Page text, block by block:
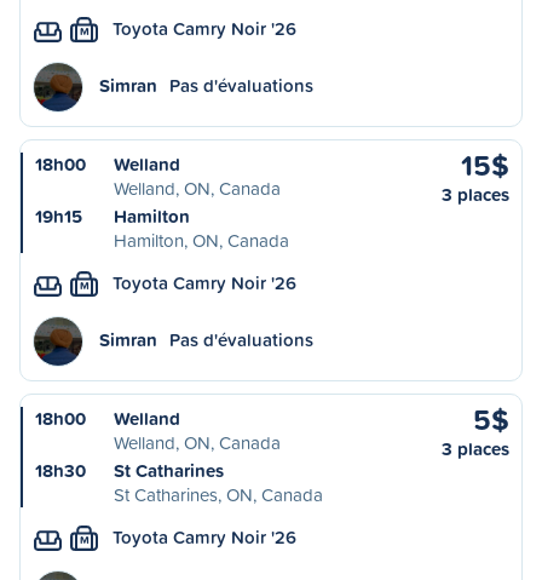
M Toyota Camry Noir '26
Simran Pas d'évaluations
18h00
Welland
Welland, ON, Canada
19h15
Hamilton
Hamilton, ON, Canada
15$
3 places
M Toyota Camry Noir '26
Simran Pas d'évaluations
18h00
Welland
Welland, ON, Canada
18h30
St Catharines
St Catharines, ON, Canada
5$
3 places
M Toyota Camry Noir '26